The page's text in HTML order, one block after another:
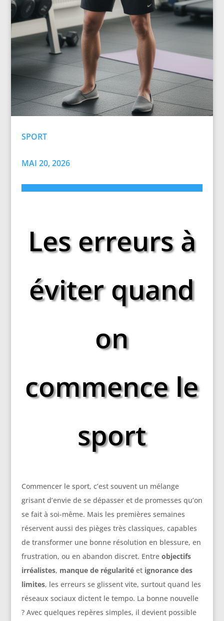
SPORT
MAI 20, 2026
Les erreurs à
éviter quand
on
commence le
sport
Commencer le sport, c’est souvent un mélange
grisant d’envie de se dépasser et de promesses qu’on
se fait à soi-même. Mais les premières semaines
réservent aussi des pièges très classiques, capables
de transformer une bonne résolution en blessure, en
frustration, ou en abandon discret. Entre objectifs
irréalistes, manque de régularitéet ignorance des
limites, les erreurs se glissent vite, surtout quand les
réseaux sociaux dictent le tempo. La bonne nouvelle
? Avec quelques repères simples, il devient possible